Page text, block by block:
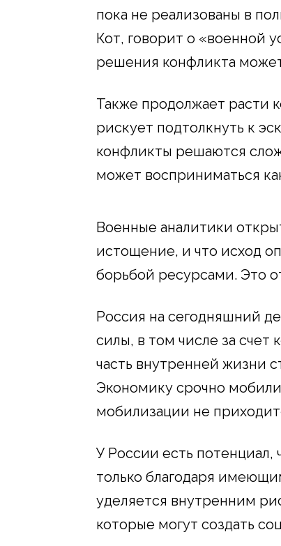
пока не реализованы в
Кот, говорит о «военной
решения конфликта
Также продолжает расти
рискует подтолкнуть к
конфликты решаются
может восприниматься
Военные аналитики
истощение, и что исход
борьбой ресурсами. Это
Россия на сегодняшний
силы, в том числе за счет
часть внутренней жизни
Экономику срочно
мобилизации не
У России есть
только благодаря
уделяется внутренним
которые могут создать